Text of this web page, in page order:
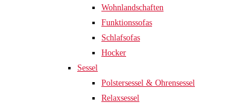
Wohnlandschaften
Funktionssofas
Schlafsofas
Hocker
Sessel
Polstersessel & Ohrensessel
Relaxsessel